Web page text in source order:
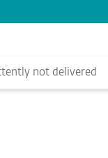
not delivered